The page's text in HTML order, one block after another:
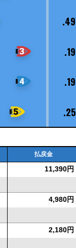
.49
.19
.19
.25
払戻金
11,390円
4,980円
2,180円